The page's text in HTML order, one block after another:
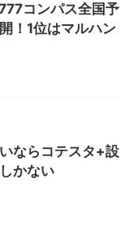
コンパス全国予
！1位はマルハン
ならコテスタ+設
かない